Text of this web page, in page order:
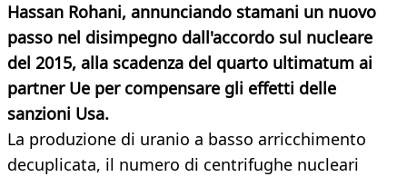
Hassan Rohani, annunciando stamani un nuovo
passo nel disimpegno dall'accordo sul nucleare
del 2015, alla scadenza del quarto ultimatum ai
partner Ue per compensare gli effetti delle
sanzioni Usa.
La produzione di uranio a basso arricchimento
decuplicata, il numero di centrifughe nucleari